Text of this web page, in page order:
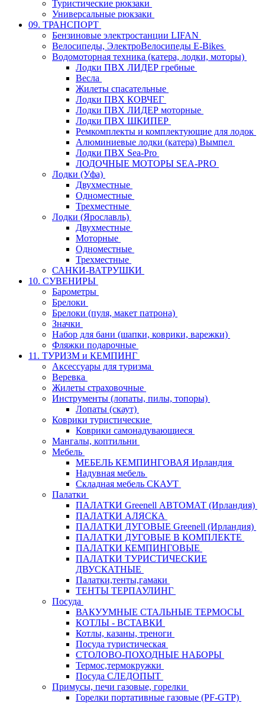
Туристические рюкзаки
Универсальные рюкзаки
09. ТРАНСПОРТ
Бензиновые электростанции LIFAN
Велосипеды, ЭлектроВелосипеды E-Bikes
Водомоторная техника (катера, лодки, моторы)
Лодки ПВХ ЛИДЕР гребные
Весла
Жилеты спасательные
Лодки ПВХ КОВЧЕГ
Лодки ПВХ ЛИДЕР моторные
Лодки ПВХ ШКИПЕР
Ремкомплекты и комплектующие для лодок
Алюминиевые лодки (катера) Вымпел
Лодки ПВХ Sea-Pro
ЛОДОЧНЫЕ МОТОРЫ SEA-PRO
Лодки (Уфа)
Двухместные
Одноместные
Трехместные
Лодки (Ярославль)
Двухместные
Моторные
Одноместные
Трехместные
САНКИ-ВАТРУШКИ
10. СУВЕНИРЫ
Барометры
Брелоки
Брелоки (пуля, макет патрона)
Значки
Набор для бани (шапки, коврики, варежки)
Фляжки подарочные
11. ТУРИЗМ и КЕМПИНГ
Аксессуары для туризма
Веревка
Жилеты страховочные
Инструменты (лопаты, пилы, топоры)
Лопаты (скаут)
Коврики туристические
Коврики самонадувающиеся
Мангалы, коптильни
Мебель
МЕБЕЛЬ КЕМПИНГОВАЯ Ирландия
Надувная мебель
Складная мебель СКАУТ
Палатки
ПАЛАТКИ Greenell АВТОМАТ (Ирландия)
ПАЛАТКИ АЛЯСКА
ПАЛАТКИ ДУГОВЫЕ Greenell (Ирландия)
ПАЛАТКИ ДУГОВЫЕ В КОМПЛЕКТЕ
ПАЛАТКИ КЕМПИНГОВЫЕ
ПАЛАТКИ ТУРИСТИЧЕСКИЕ
ДВУСКАТНЫЕ
Палатки,тенты,гамаки
ТЕНТЫ ТЕРПАУЛИНГ
Посуда
ВАКУУМНЫЕ СТАЛЬНЫЕ ТЕРМОСЫ
КОТЛЫ - ВСТАВКИ
Котлы, казаны, треноги
Посуда туристическая
СТОЛОВО-ПОХОДНЫЕ НАБОРЫ
Термос,термокружки
Посуда СЛЕДОПЫТ
Примусы, печи газовые, горелки
Горелки портативные газовые (PF-GTP)